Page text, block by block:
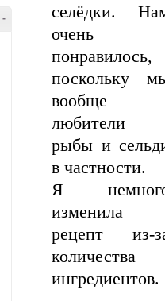
-
селёдки.
очень
понравилось,
поскольку
вообще
любители
рыбы и
в частности.
Я
изменила
рецепт из-
количества
ингредиентов.